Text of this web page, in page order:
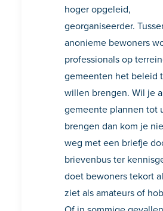
hoger opgeleid,
georganiseerder.
anonieme bewoners
professionals op
gemeenten het beleid
willen brengen. Wil je
gemeente plannen tot
brengen dan kom je
weg met een briefje
brievenbus ter
doet bewoners tekort
ziet als amateurs of